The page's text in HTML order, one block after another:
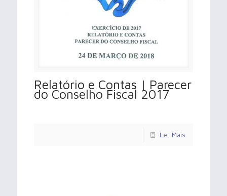
Relatório e Contas | Parecer
do Conselho Fiscal 2017
Ler Mais